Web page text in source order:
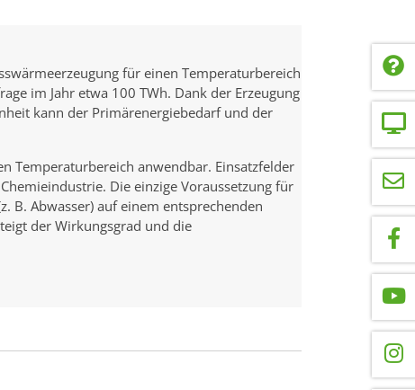
für einen Temperaturbereich
im Jahr etwa 100 TWh. Dank der Erzeugung
kann der Primärenergiebedarf und der
Temperaturbereich anwendbar. Einsatzfelder
Die einzige Voraussetzung für
B. Abwasser) auf einem entsprechenden
der Wirkungsgrad und die